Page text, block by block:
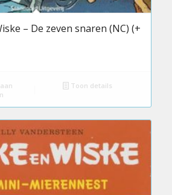
– De zeven snaren (NC) (+
Toon details